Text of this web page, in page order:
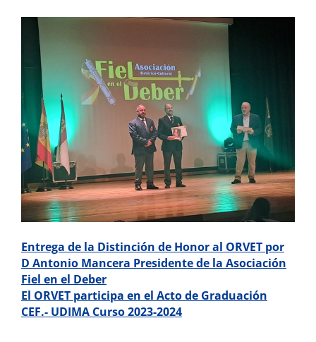
Entrega de la Distinción de Honor al ORVET por
D Antonio Mancera Presidente de la Asociación
Fiel en el Deber
El ORVET participa en el Acto de Graduación
CEF.- UDIMA Curso 2023-2024